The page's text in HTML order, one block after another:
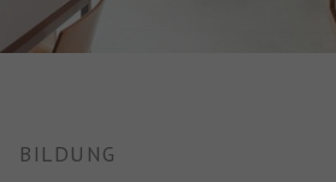
BILDUNG